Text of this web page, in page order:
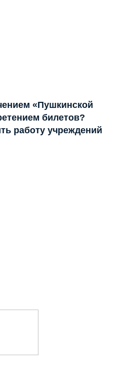
«Пушкинской
билетов?
работу учреждений